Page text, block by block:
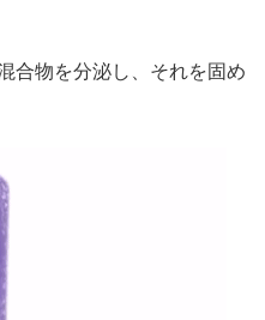
合物を分泌し、それを固め